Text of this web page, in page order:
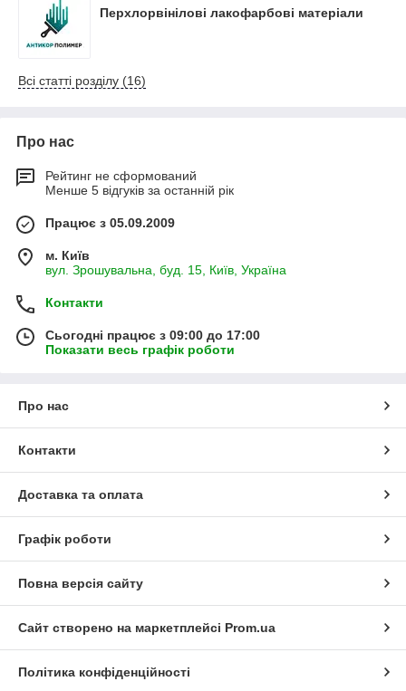
Перхлорвінілові лакофарбові матеріали
Всі статті розділу (16)
Про нас
Рейтинг не сформований
Менше 5 відгуків за останній рік
Працює з 05.09.2009
м. Київ
вул. Зрошувальна, буд. 15, Київ, Україна
Контакти
Сьогодні працює з 09:00 до 17:00
Показати весь графік роботи
Про нас
Контакти
Доставка та оплата
Графік роботи
Повна версія сайту
Сайт створено на маркетплейсі Prom.ua
Політика конфіденційності